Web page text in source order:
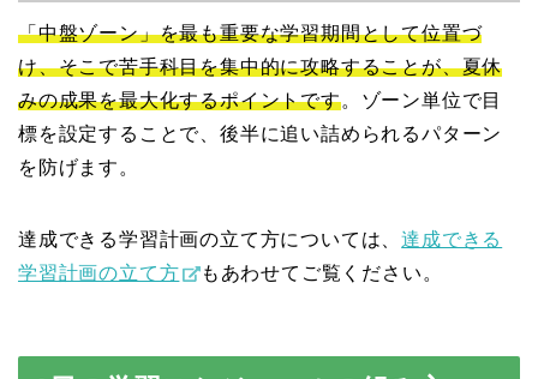
「中盤ゾーン」を最も重要な学習期間として位置づ
け、そこで苦手科目を集中的に攻略することが、夏休
みの成果を最大化するポイントです。ゾーン単位で目
標を設定することで、後半に追い詰められるパターン
を防げます。
達成できる学習計画の立て方については、達成できる
学習計画の立て方
もあわせてご覧ください。